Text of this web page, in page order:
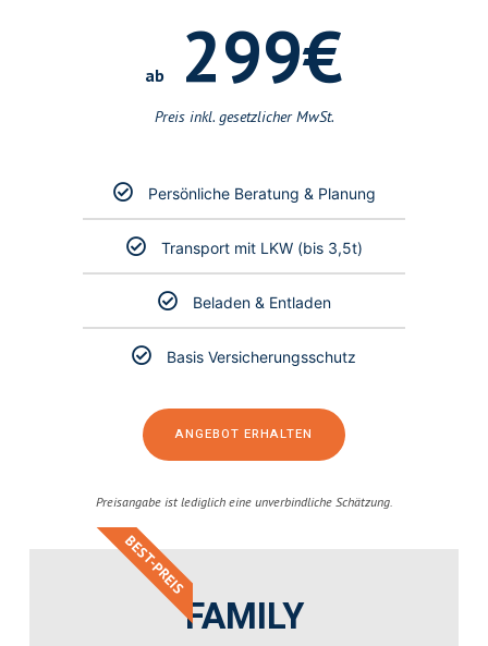
ab 299€
Preis inkl. gesetzlicher MwSt.
Persönliche Beratung & Planung
Transport mit LKW(bis 3,5t)
Beladen & Entladen
Basis Versicherungsschutz
ANGEBOT ERHALTEN
Preisangabe ist lediglich eine unverbindliche Schätzung.
BEST-PREIS
FAMILY